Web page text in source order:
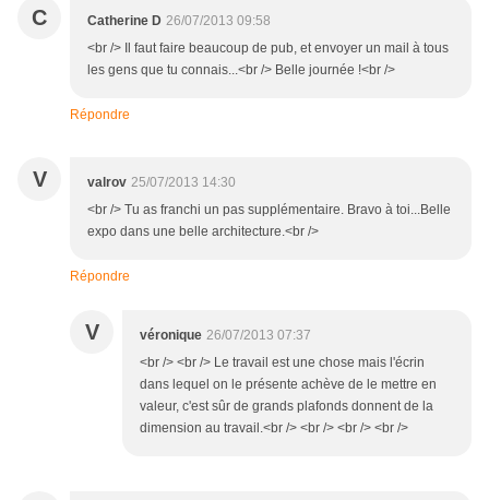
C Catherine D 26/07/2013 09:58
<br /> Il faut faire beaucoup de pub, et envoyer un mail à tous
les gens que tu connais...<br /> Belle journée !<br />
Répondre
V valrov 25/07/2013 14:30
<br /> Tu as franchi un pas supplémentaire. Bravo à toi...Belle
expo dans une belle architecture.<br />
Répondre
V véronique 26/07/2013 07:37
<br /> <br /> Le travail est une chose mais l'écrin
dans lequel on le présente achève de le mettre en
valeur, c'est sûr de grands plafonds donnent de la
dimension au travail.<br /> <br /> <br /> <br />